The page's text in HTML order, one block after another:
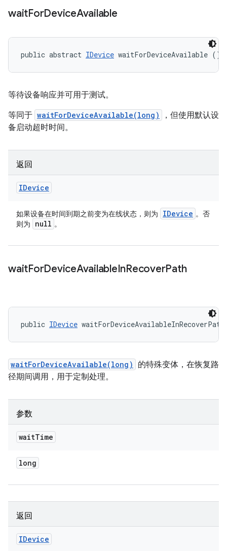
waitForDeviceAvailable
public abstract IDevice waitForDeviceAvailable ()
等待设备响应并可用于测试。
等同于 waitForDeviceAvailable(long)
，但使用默认设
备启动超时时间。
返回
IDevice
如果设备在时间到期之前变为在线状态，则为 IDevice 。否
则为
null 。
waitForDeviceAvailableInRecoverPath
public IDevice
waitForDeviceAvailable(long)
的特殊变体，在恢复路
径期间调用，用于定制处理。
参数
waitTime
long
返回
IDevice